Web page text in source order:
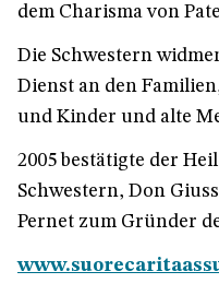
dem Charisma von
Die Schwestern
Dienst an den
und Kinder und alte
2005 bestätigte der
Schwestern, Don
Pernet zum Gründer